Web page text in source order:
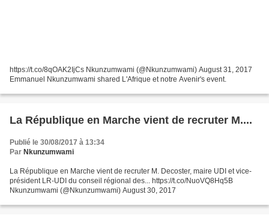
https://t.co/8qOAK2IjCs Nkunzumwami (@Nkunzumwami) August 31, 2017
Emmanuel Nkunzumwami shared L'Afrique et notre Avenir's event.
La République en Marche vient de recruter M....
Publié le 30/08/2017 à 13:34
Par Nkunzumwami
La République en Marche vient de recruter M. Decoster, maire UDI et vice-
président LR-UDI du conseil régional des... https://t.co/NuoVQ8Hq5B
Nkunzumwami (@Nkunzumwami) August 30, 2017